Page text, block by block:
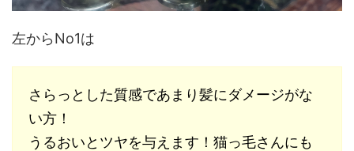
左からNo1は
さらっとした質感であまり髪にダメージがな
い方！
うるおいとツヤを与えます！猫っ毛さんにも